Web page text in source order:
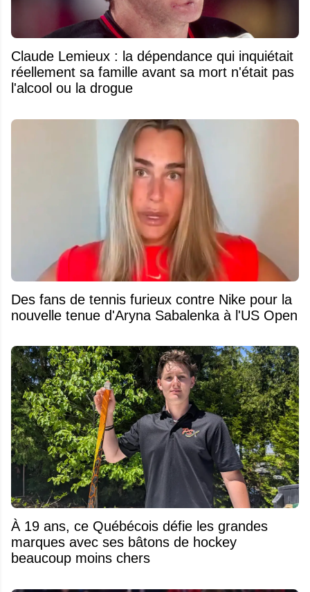
Claude Lemieux : la dépendance qui inquiétait
réellement sa famille avant sa mort n'était pas
l'alcool ou la drogue
Des fans de tennis furieux contre Nike pour la
nouvelle tenue d'Aryna Sabalenka à l'US Open
À 19 ans, ce Québécois défie les grandes
marques avec ses bâtons de hockey
beaucoup moins chers